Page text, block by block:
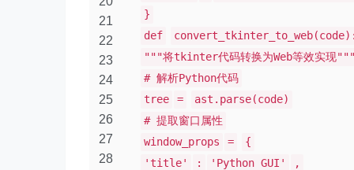
21
22
23
24
25
26
27
28
}
def
"""将tkinter代码转换为Web等效实现
# 解析Python代码
tree
=
ast.parse(code)
# 提取窗口属性
window_props
=
{
'title'
: 'Python GUI'
,